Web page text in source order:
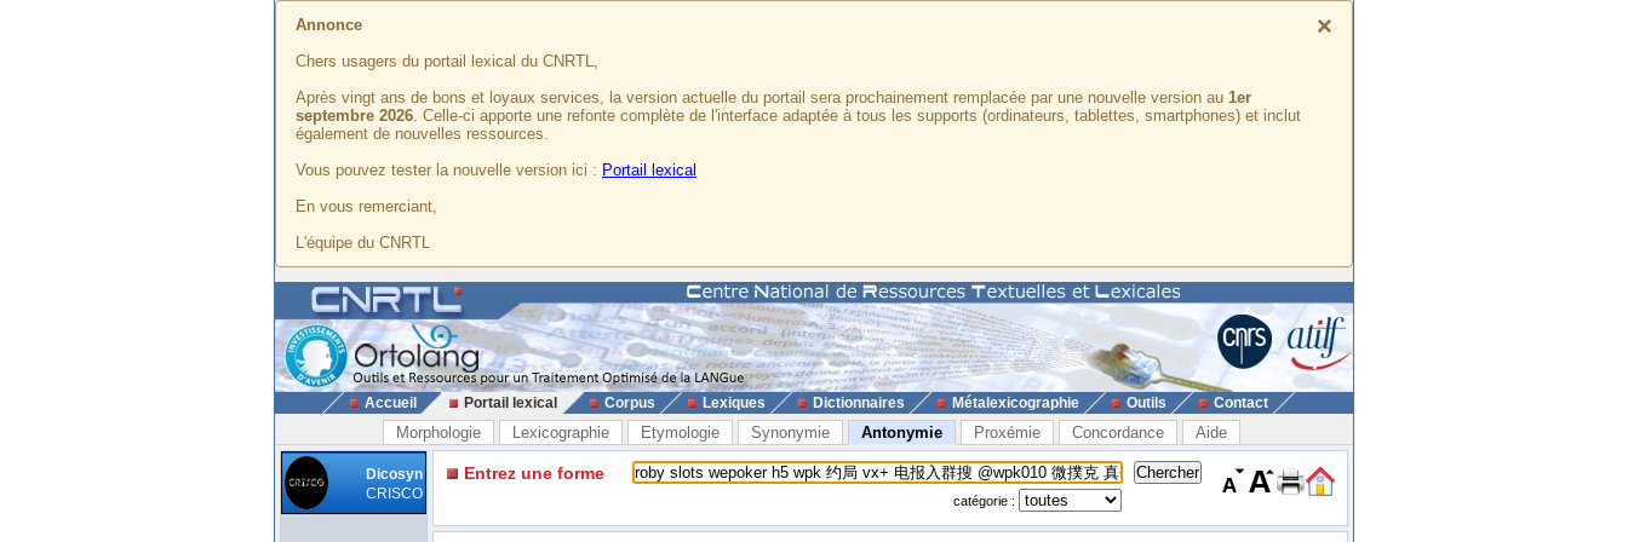
×
Annonce
Chers usagers du portail lexical du CNRTL,
Après vingt ans de bons et loyaux services, la version actuelle du portail sera prochainement remplacée par une nouvelle version au 1er
septembre 2026. Celle-ci apporte une refonte complète de l'interface adaptée à tous les supports (ordinateurs, tablettes, smartphones) et inclut
également de nouvelles ressources.
Vous pouvez tester la nouvelle version ici : Portail lexical
En vous remerciant,
L'équipe du CNRTL
Accueil Portail lexical Corpus Lexiques Dictionnaires Métalexicographie Outils Contact
Morphologie Lexicographie Etymologie Synonymie Antonymie Proxémie Concordance Aide
Dicosyn
CRISCO
Entrez une forme
catégorie :